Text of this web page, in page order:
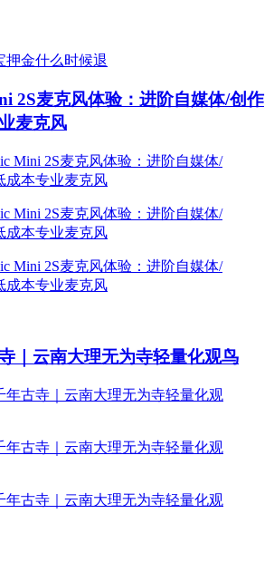
2S麦克风体验：进阶自媒体/创作
麦克风
｜云南大理无为寺轻量化观鸟